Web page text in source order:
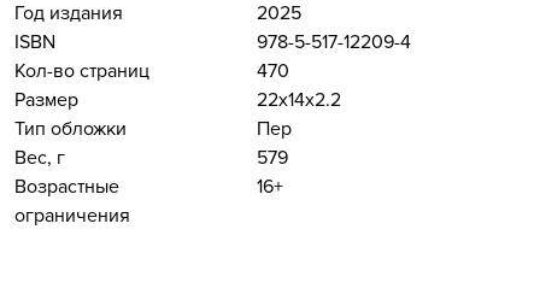
Год издания
2025
ISBN
978-5-517-12209-4
Кол-во страниц
470
Размер
22x14x2.2
Тип обложки
Пер
Вес, г
579
Возрастные
ограничения
16+